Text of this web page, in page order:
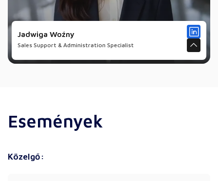
Jadwiga Woźny
Sales Support & Administration Specialist
Események
Közelgő: